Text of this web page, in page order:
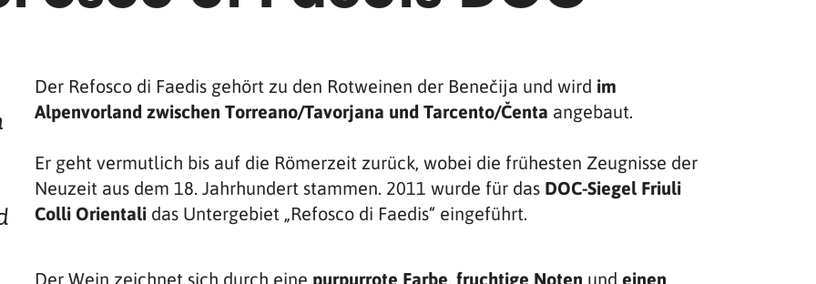
Der Refosco di Faedis gehört zu den Rotweinen der Benečija und wird im
Alpenvorland zwischen Torreano/Tavorjana und Tarcento/Čenta angebaut.
Er geht vermutlich bis auf die Römerzeit zurück, wobei die frühesten Zeugnisse der
Neuzeit aus dem 18. Jahrhundert stammen. 2011 wurde für das DOC-Siegel Friuli
Colli Orientali das Untergebiet „Refosco di Faedis“ eingeführt.
Der Wein zeichnet sich durch eine purpurrote Farbe, fruchtige Noten und einen